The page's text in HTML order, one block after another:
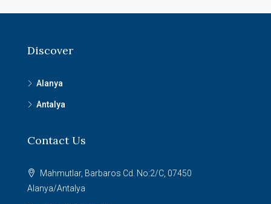
Discover
Alanya
Antalya
Contact Us
Mahmutlar, Barbaros Cd. No:2/C, 07450
Alanya/Antalya